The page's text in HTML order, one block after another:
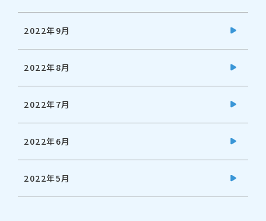
2022年9月
2022年8月
2022年7月
2022年6月
2022年5月